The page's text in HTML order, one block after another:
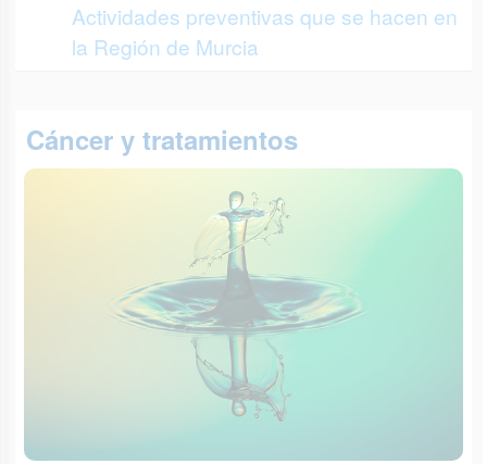
Actividades preventivas que se hacen en
la Región de Murcia
Cáncer y tratamientos